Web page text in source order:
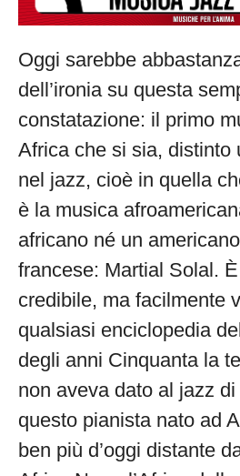
Oggi sarebbe
dell’ironia su questa
constatazione: il primo
Africa che si sia, distinto
nel jazz, cioè in quella
è la musica
africano né un
francese: Martial Solal.
credibile, ma facilmente
qualsiasi enciclopedia
degli anni Cinquanta la
non aveva dato al jazz
questo pianista nato ad
ben più d’oggi distante